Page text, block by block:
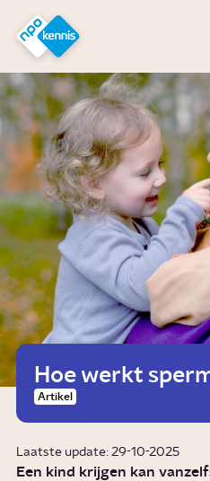
Hét
Hoe werkt
Artikel
Laatste update: 29-10-2025
Een kind krijgen kan